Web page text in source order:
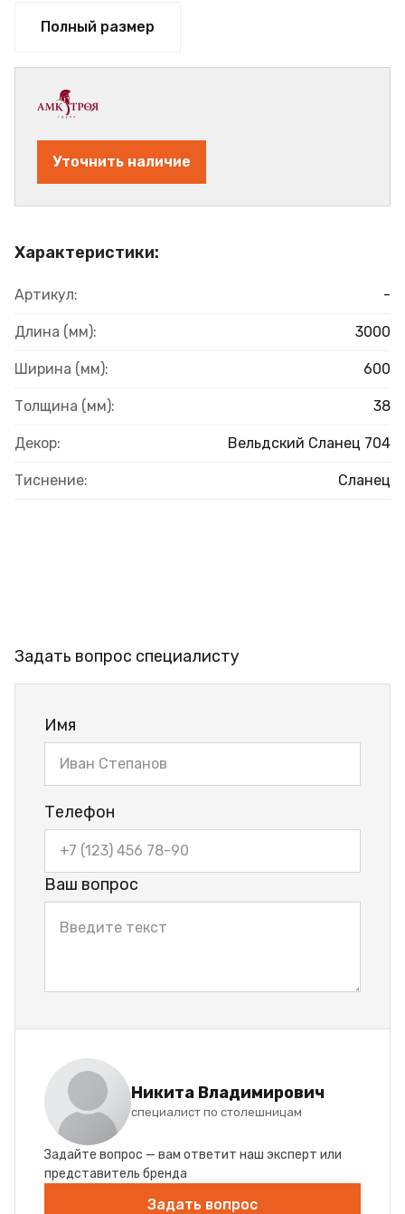
Полный размер
Характеристики:
Артикул: -
Длина (мм): 3000
Ширина (мм): 600
Толщина (мм): 38
Декор: Вельдский Сланец 704
Тиснение: Сланец
Уточнить наличие
Задать вопрос специалисту
Имя
Телефон
Ваш вопрос
Никита Владимирович
специалист по столешницам
Задайте вопрос — вам ответит наш эксперт или
представитель бренда
Задать вопрос